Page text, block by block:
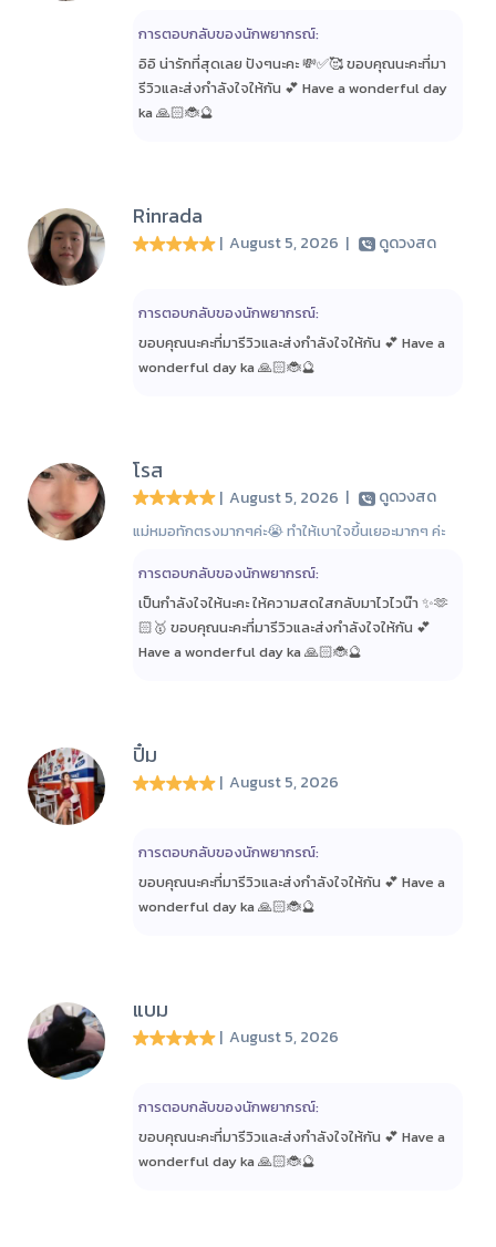
การตอบกลับของนักพยากรณ์:
อิอิ น่ารักที่สุดเลย ปังๆนะคะ 💸✅🥰 ขอบคุณนะคะที่มา
รีวิวและส่งกำลังใจให้กัน 💕 Have a wonderful day
ka 🙏🏻🐞🔮
Rinrada
| August 5, 2026 | ดูดวงสด
การตอบกลับของนักพยากรณ์:
ขอบคุณนะคะที่มารีวิวและส่งกำลังใจให้กัน 💕 Have a
wonderful day ka 🙏🏻🐞🔮
โรส
| August 5, 2026 | ดูดวงสด
แม่หมอทักตรงมากๆค่ะ😭 ทำให้เบาใจขึ้นเยอะมากๆ ค่ะ
การตอบกลับของนักพยากรณ์:
เป็นกำลังใจให้นะคะ ให้ความสดใสกลับมาไวไวน๊า ✨🫶
🏻🥇 ขอบคุณนะคะที่มารีวิวและส่งกำลังใจให้กัน 💕
Have a wonderful day ka 🙏🏻🐞🔮
ปิ๋ม
| August 5, 2026
การตอบกลับของนักพยากรณ์:
ขอบคุณนะคะที่มารีวิวและส่งกำลังใจให้กัน 💕 Have a
wonderful day ka 🙏🏻🐞🔮
แบม
| August 5, 2026
การตอบกลับของนักพยากรณ์:
ขอบคุณนะคะที่มารีวิวและส่งกำลังใจให้กัน 💕 Have a
wonderful day ka 🙏🏻🐞🔮